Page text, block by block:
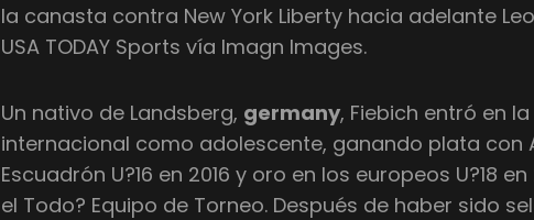
la canasta contra New York Liberty hacia adelante
USA TODAY Sports vía Imagn Images.
Un nativo de Landsberg, germany, Fiebich entró en
internacional como adolescente, ganando plata con
Escuadrón U?16 en 2016 y oro en los europeos U?18
el Todo? Equipo de Torneo. Después de haber sido